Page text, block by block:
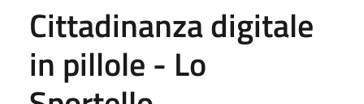
Cittadinanza digitale
in pillole - Lo